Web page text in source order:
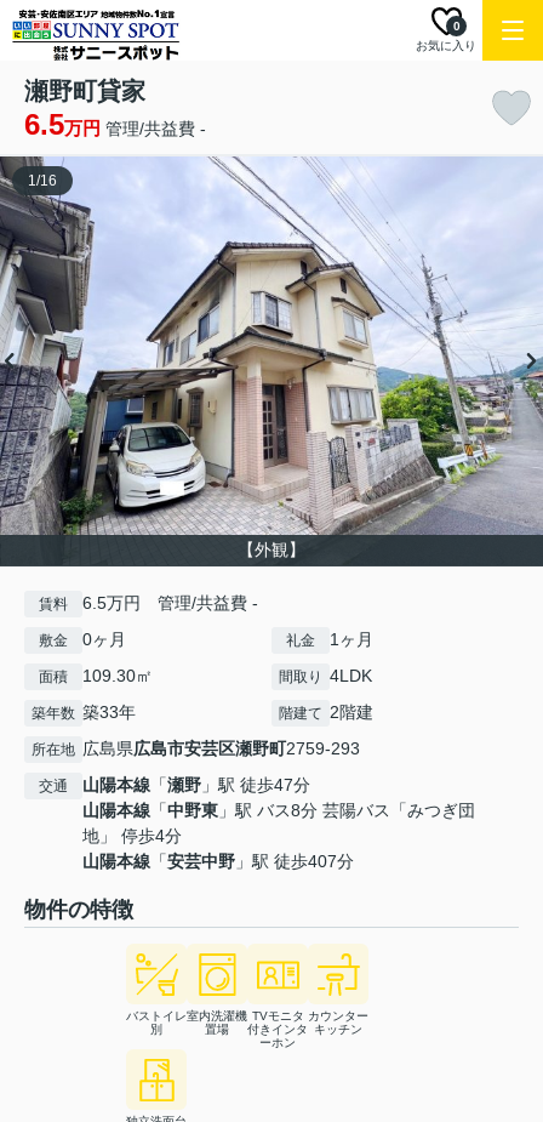
お気に入り
0
瀬野町貸家
6.5万円 管理/共益費 -
【外観】
1/16
賃料 6.5万円 管理/共益費 -
敷金 0ヶ月 礼金 1ヶ月
面積 109.30㎡ 間取り 4LDK
築年数 築33年 階建て 2階建
所在地 広島県広島市安芸区瀬野町2759-293
交通 山陽本線 「瀬野 」駅 徒歩47分
山陽本線 「中野東 」駅 バス8分 芸陽バス「みつぎ団
地」 停歩4分
山陽本線 「安芸中野 」駅 徒歩407分
物件の特徴
バストイレ
別
室内洗濯機
置場
TVモニタ
付きインタ
ーホン
カウンター
キッチン